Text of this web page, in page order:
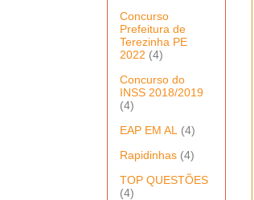
Concurso
Prefeitura de
Terezinha PE
2022 (4)
Concurso do
INSS 2018/2019
(4)
EAP EM AL
(4)
Rapidinhas (4)
TOP QUESTÕES
(4)